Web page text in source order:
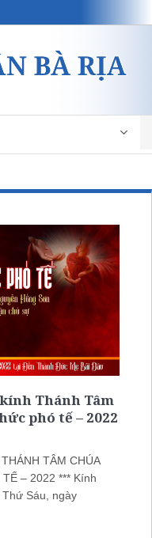
Thánh Tâm
phó tế – 2022
TÂM CHÚA
– 2022 *** Kính
Sáu, ngày